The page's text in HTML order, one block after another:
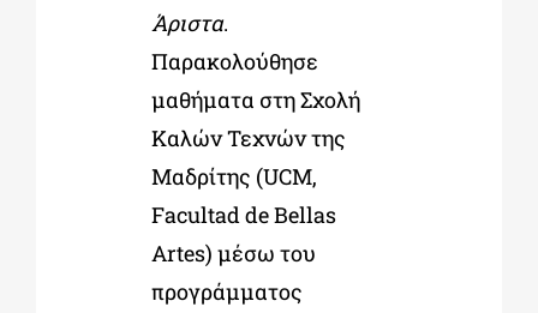
Άριστα.
Παρακολούθησε
μαθήματα στη Σχολή
Καλών Τεχνών της
Μαδρίτης (UCM,
Facultad de Bellas
Artes) μέσω του
προγράμματος